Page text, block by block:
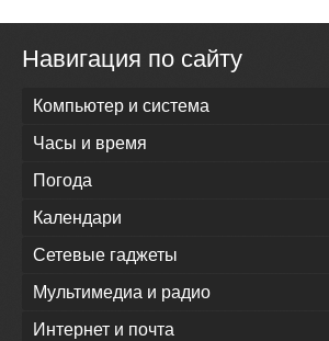
Навигация по сайту
Компьютер и система
Часы и время
Погода
Календари
Сетевые гаджеты
Мультимедиа и радио
Интернет и почта